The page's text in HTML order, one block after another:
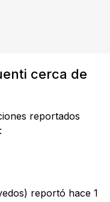
cerca de
reportados
reportó hace 1